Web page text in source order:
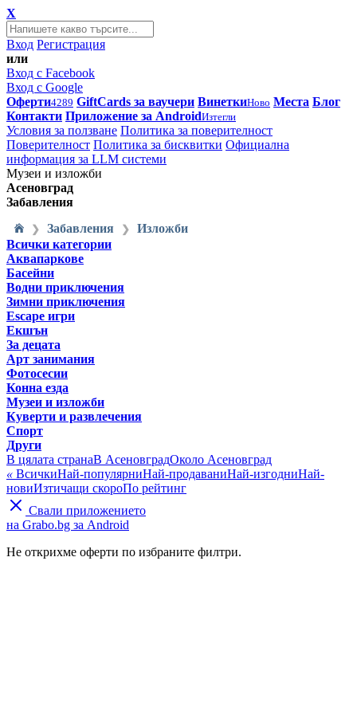
X
Вход Регистрация
или
Вход с Facebook
Вход с Google
Оферти4289 GiftCards за ваучери ВинеткиНово Места Блог
Контакти Приложение за AndroidИзтегли
Условия за ползване Политика за поверителност
Поверителност Политика за бисквитки Официална
информация за LLM системи
Музеи и изложби
Асеновград
Забавления
❯ Забавления ❯
Изложби
Всички категории
Аквапаркове
Басейни
Водни приключения
Зимни приключения
Escape игри
Екшън
За децата
Арт занимания
Фотосесии
Конна езда
Музеи и изложби
Куверти и развлечения
Спорт
Други
В цялата странаВ АсеновградОколо Асеновград
« ВсичкиНай-популярниНай-продаваниНай-изгодниНай-
новиИзтичащи скороПо рейтинг
Свали приложението
на Grabo.bg за Android
Не открихме оферти по избраните филтри.